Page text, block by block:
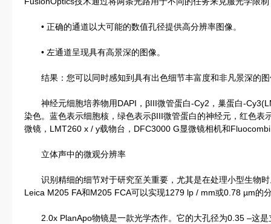
• 正确的通道以大可能的数值孔径提供高分辨率图像。
• 左通道呈现具有高景深的图像。
结果：您可以同时感知到具有出色细节丰富度和非凡景深的图
神经元细胞培养物用DAPI，βIII微管蛋白-Cy2，巢蛋白-
染色。蓝色表示细胞核，绿色表示βIII微管蛋白的神经元，红色表
微镜，LMT260 x / y载物台，DFC3000 G显微镜相机和
立体声中的微观分辨率
识别精细的细节对于研究至关重要，尤其是在处理小型生物时
Leica M205 FA和M205 FCA可以实现1279 lp / mm或0.78 µm的
2.0x PlanApo物镜是一款光学杰作。它的大孔径为0.35 –这是